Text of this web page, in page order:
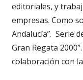
editoriales, y
empresas. Como
Andalucía”. Serie
Gran Regata
colaboración con la